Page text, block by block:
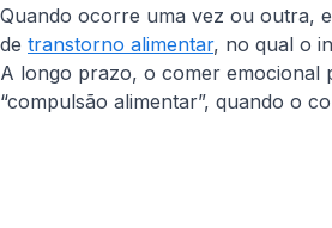
Quando ocorre uma vez ou outra,
de transtorno alimentar, no qual o
A longo prazo, o comer emocional
“compulsão alimentar”, quando o